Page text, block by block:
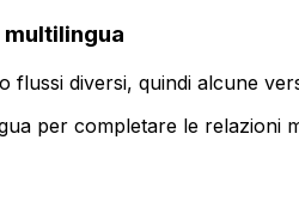
flussi diversi, quindi alcune
per completare le relazioni